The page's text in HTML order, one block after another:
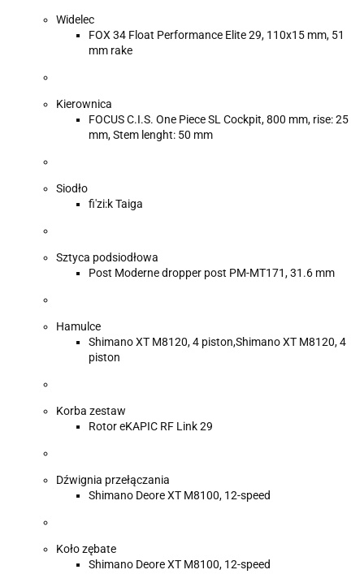
Widelec
FOX 34 Float Performance Elite 29, 110x15 mm, 51
mm rake
Kierownica
FOCUS C.I.S. One Piece SL Cockpit, 800 mm, rise: 25
mm, Stem lenght: 50 mm
Siodło
fi'zi:k Taiga
Sztyca podsiodłowa
Post Moderne dropper post PM-MT171, 31.6 mm
Hamulce
Shimano XT M8120, 4 piston,Shimano XT M8120, 4
piston
Korba zestaw
Rotor eKAPIC RF Link 29
Dźwignia przełączania
Shimano Deore XT M8100, 12-speed
Koło zębate
Shimano Deore XT M8100, 12-speed